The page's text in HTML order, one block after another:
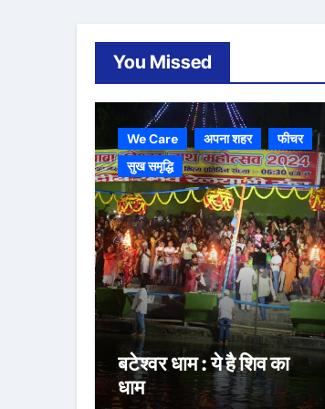
You Missed
We Care अपना शहर
फीचर
सुख समृद्धि
बटेश्वर धाम : ये है शिव का
धाम